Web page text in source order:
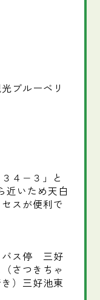
ブルーベリ
３４−３」と
いため天白
スが便利で
バス停 三好
さつきちゃ
）三好池東